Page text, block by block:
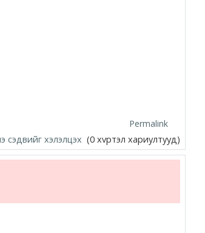
Permalink
сэдвийг хэлэлцэх (0 хvртэл хариултууд)